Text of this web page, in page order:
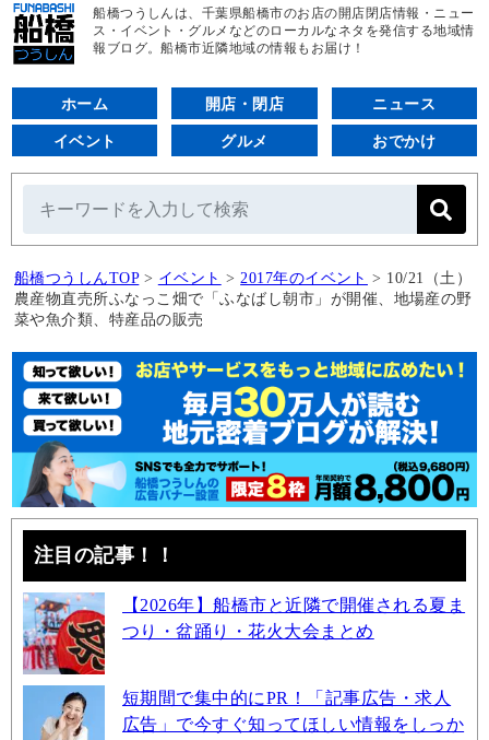
船橋つうしんは、千葉県船橋市のお店の開店閉店情報・ニュー
ス・イベント・グルメなどのローカルなネタを発信する地域情
報ブログ。船橋市近隣地域の情報もお届け！
ホーム 開店・閉店 ニュース
イベント グルメ おでかけ
船橋つうしんTOP > イベント > 2017年のイベント > 10/21（土）
農産物直売所ふなっこ畑で「ふなばし朝市」が開催、地場産の野
菜や魚介類、特産品の販売
注目の記事！！
【2026年】船橋市と近隣で開催される夏ま
つり・盆踊り・花火大会まとめ
短期間で集中的にPR！「記事広告・求人
広告」で今すぐ知ってほしい情報をしっか